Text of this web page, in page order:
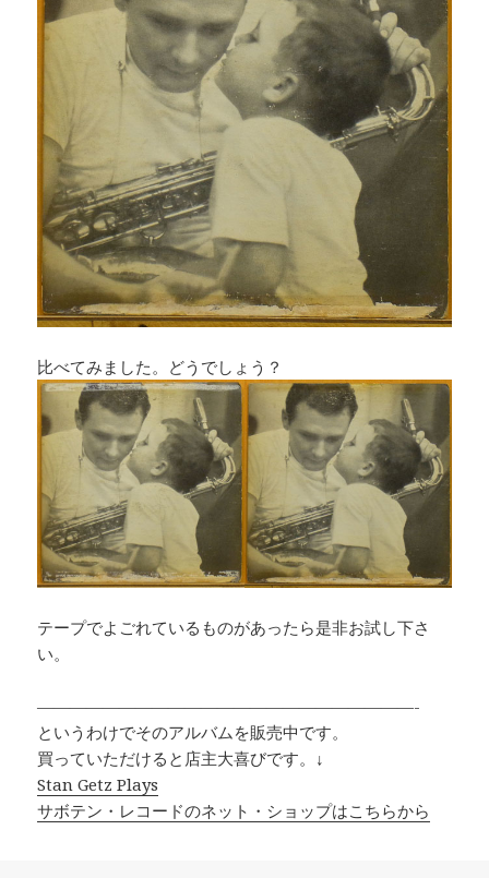
比べてみました。どうでしょう？
テープでよごれているものがあったら是非お試し下さ
い。
———————————————————————-
というわけでそのアルバムを販売中です。
買っていただけると店主大喜びです。↓
Stan Getz Plays
サボテン・レコードのネット・ショップはこちらから